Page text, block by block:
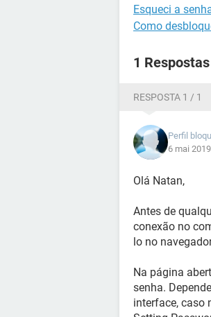
Esqueci a
Como
1 Respostas
RESPOSTA 1 / 1
Perfil
6 mai
Olá Natan,
Antes de
conexão no
lo no
Na página
senha.
interface, caso